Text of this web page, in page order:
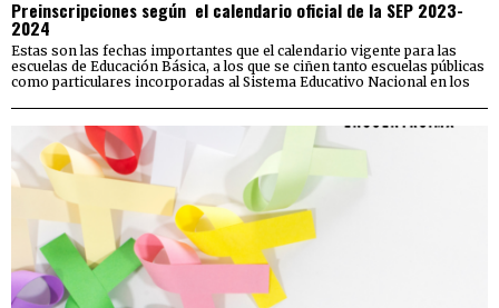
Preinscripciones según el calendario oficial de la SEP 2023-
2024
Estas son las fechas importantes que el calendario vigente para las
escuelas de Educación Básica, a los que se ciñen tanto escuelas públicas
como particulares incorporadas al Sistema Educativo Nacional en los